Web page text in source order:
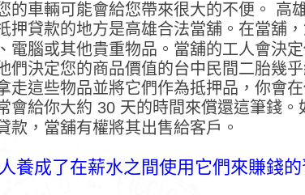
的車輛可能會給您帶來很大的不便。 高
押貸款的地方是高雄合法當舖。在當舖
電腦或其他貴重物品。當舖的工人會決
們決定您的商品價值的台中民間二胎幾
走這些物品並將它們作為抵押品，你會
會給你大約 30 天的時間來償還這筆錢
款，當舖有權將其出售給客戶。
養成了在薪水之間使用它們來賺錢